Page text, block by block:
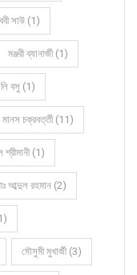
সাউ (1)
মঞ্জরী ব্যানার্জী (1)
বসু (1)
মানস চক্রবর্ত্তী (11)
শ্রীমানী (1)
আব্দুল রহমান (2)
মৌসুমী মুখার্জী (3)